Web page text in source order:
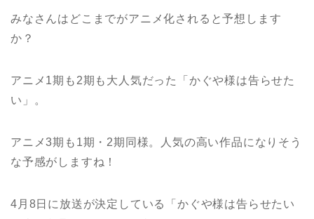
みなさんはどこまでがアニメ化されると予想します
か？
アニメ1期も2期も大人気だった「かぐや様は告らせた
い」。
アニメ3期も1期・2期同様。人気の高い作品になりそう
な予感がしますね！
4月8日に放送が決定している「かぐや様は告らせたい